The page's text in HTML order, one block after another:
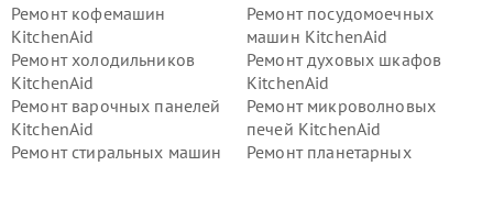
Ремонт кофемашин
KitchenAid
Ремонт посудомоечных
машин KitchenAid
Ремонт холодильников
KitchenAid
Ремонт духовых шкафов
KitchenAid
Ремонт варочных панелей
KitchenAid
Ремонт микроволновых
печей KitchenAid
Ремонт стиральных машин
Ремонт планетарных